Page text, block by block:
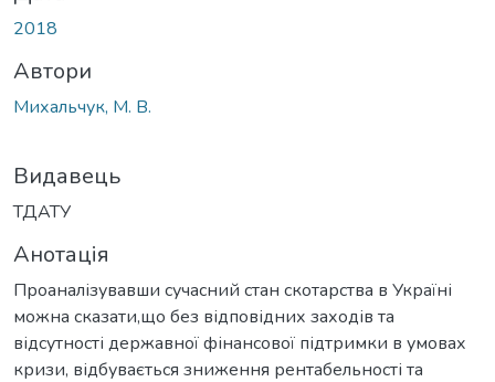
2018
Автори
Михальчук, М. В.
Видавець
ТДАТУ
Анотація
Проаналізувавши сучасний стан скотарства в Україні
можна сказати,що без відповідних заходів та
відсутності державної фінансової підтримки в умовах
кризи, відбувається зниження рентабельності та